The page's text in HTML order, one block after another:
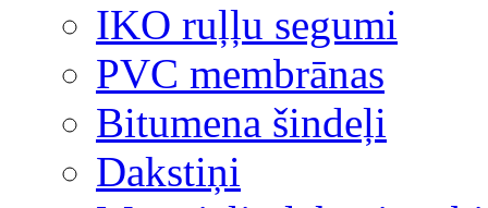
IKO ruļļu segumi
PVC membrānas
Bitumena šindeļi
Dakstiņi